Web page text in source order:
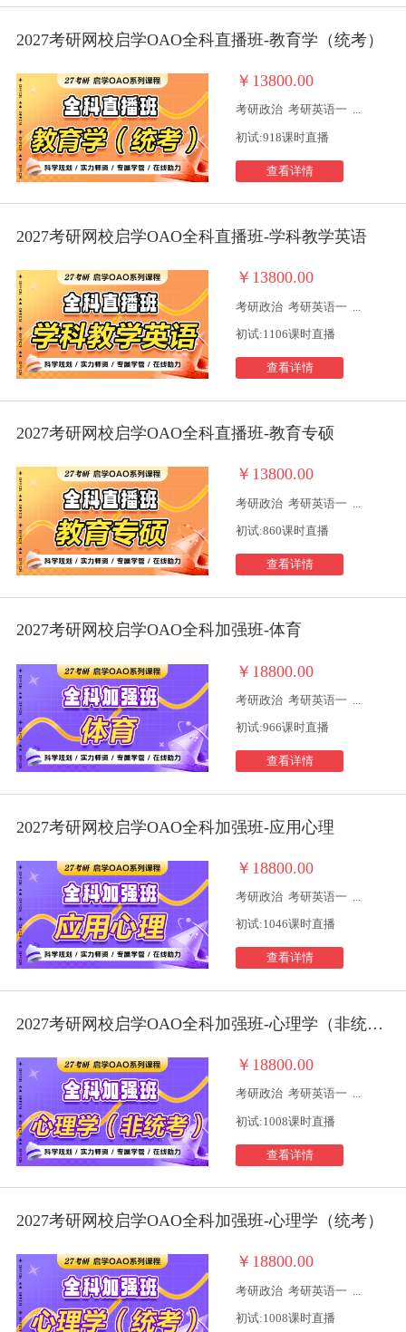
2027考研网校启学OAO全科直播班-教育学（统考）
￥13800.00
考研政治 考研英语一 ...
初试:918课时直播
查看详情
2027考研网校启学OAO全科直播班-学科教学英语
￥13800.00
考研政治 考研英语一
初试:1106课时直播
查看详情
2027考研网校启学OAO全科直播班-教育专硕
￥13800.00
考研政治 考研英语一
初试:860课时直播
查看详情
2027考研网校启学OAO全科加强班-体育
￥18800.00
考研政治 考研英语一
初试:966课时直播
查看详情
2027考研网校启学OAO全科加强班-应用心理
￥18800.00
考研政治 考研英语一 ...
初试:1046课时直播
查看详情
2027考研网校启学OAO全科加强班-心理学（非统考）
￥18800.00
考研政治 考研英语一 ...
初试:1008课时直播
查看详情
2027考研网校启学OAO全科加强班-心理学（统考）
￥18800.00
考研政治 考研英语一
初试:1008课时直播